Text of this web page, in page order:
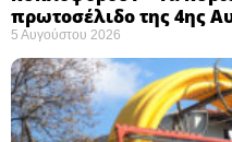
πρωτοσέλιδο της 4ης
5 Αυγούστου 2026